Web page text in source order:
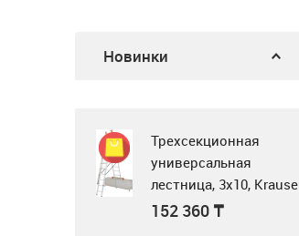
Midea MG3205X
Микроволновка
Новинки
Трехсекционная
универсальная
лестница, 3x10, Krause
Tribilo 129765
152 360 ₸